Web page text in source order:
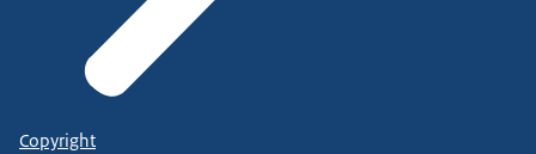
Copyright